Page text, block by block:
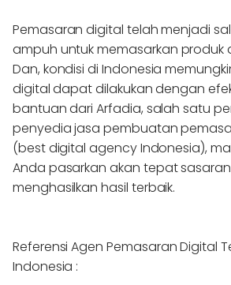
Pemasaran digital telah menjadi
ampuh untuk memasarkan produk
Dan, kondisi di Indonesia
digital dapat dilakukan dengan
bantuan dari Arfadia, salah satu
penyedia jasa pembuatan
(best digital agency Indonesia),
Anda pasarkan akan tepat
menghasilkan hasil terbaik.
Referensi Agen Pemasaran Digital
Indonesia :